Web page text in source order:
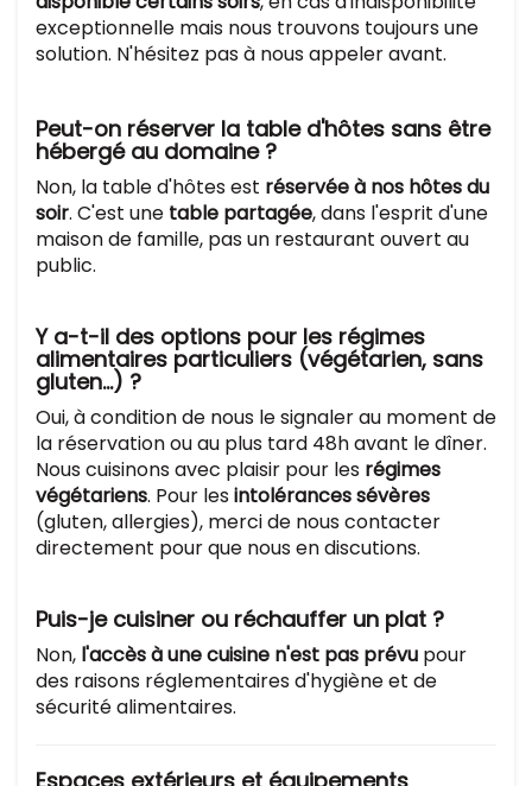
exceptionnelle mais nous trouvons toujours une
solution. N'hésitez pas à nous appeler avant.
Peut-on réserver la table d'hôtes sans être
hébergé au domaine ?
Non, la table d'hôtes est réservée à nos hôtes du
soir. C'est une table partagée, dans l'esprit d'une
maison de famille, pas un restaurant ouvert au
public.
Y a-t-il des options pour les régimes
alimentaires particuliers (végétarien, sans
gluten…) ?
Oui, à condition de nous le signaler au moment de
la réservation ou au plus tard 48h avant le dîner.
Nous cuisinons avec plaisir pour les régimes
végétariens. Pour lesintolérances sévères
(gluten, allergies), merci de nous contacter
directement pour que nous en discutions.
Puis-je cuisiner ou réchauffer un plat ?
Non, l'accès à une cuisine n'est pas prévu pour
des raisons réglementaires d'hygiène et de
sécurité alimentaires.